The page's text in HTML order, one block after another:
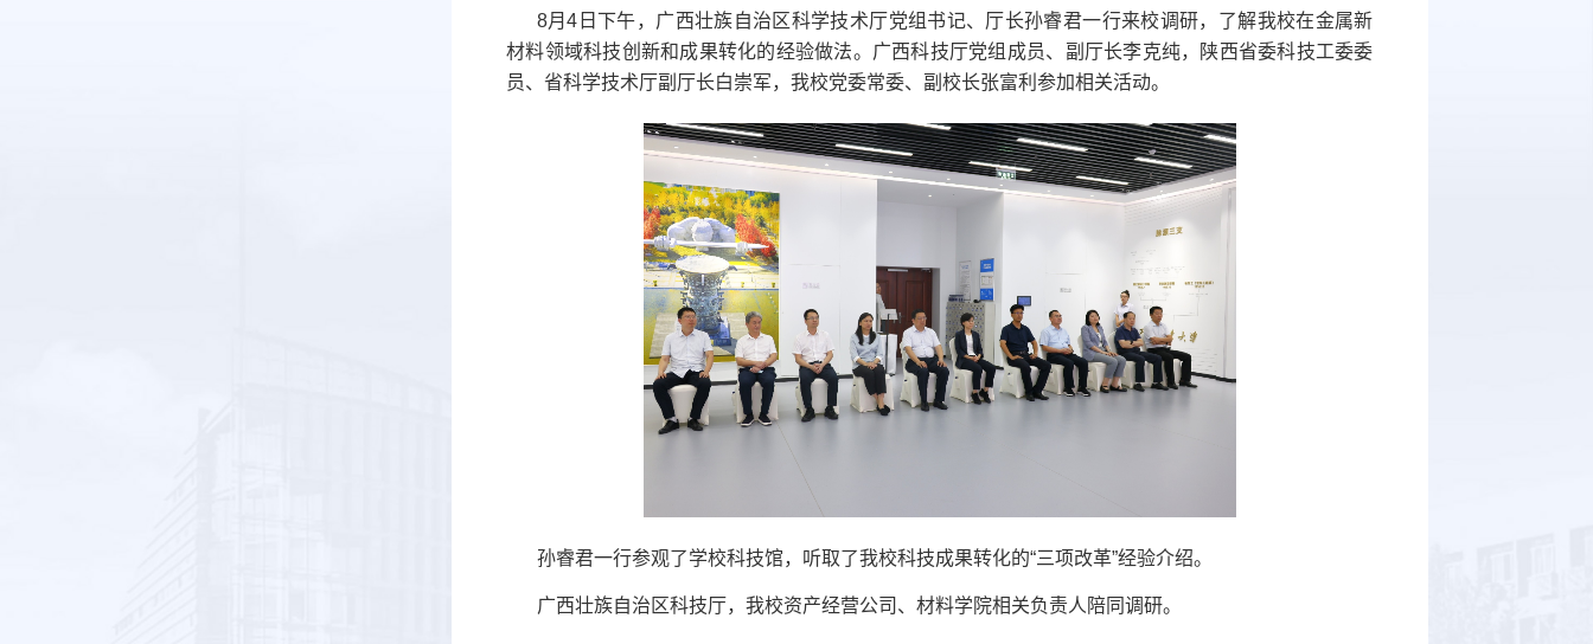
8月4日下午，广西壮族自治区科学技术厅党组书记、厅长孙睿君一行来校调研，了解我校在金属新
材料领域科技创新和成果转化的经验做法。广西科技厅党组成员、副厅长李克纯，陕西省委科技工委委
员、省科学技术厅副厅长白崇军，我校党委常委、副校长张富利参加相关活动。
孙睿君一行参观了学校科技馆，听取了我校科技成果转化的“三项改革”经验介绍。
广西壮族自治区科技厅，我校资产经营公司、材料学院相关负责人陪同调研。